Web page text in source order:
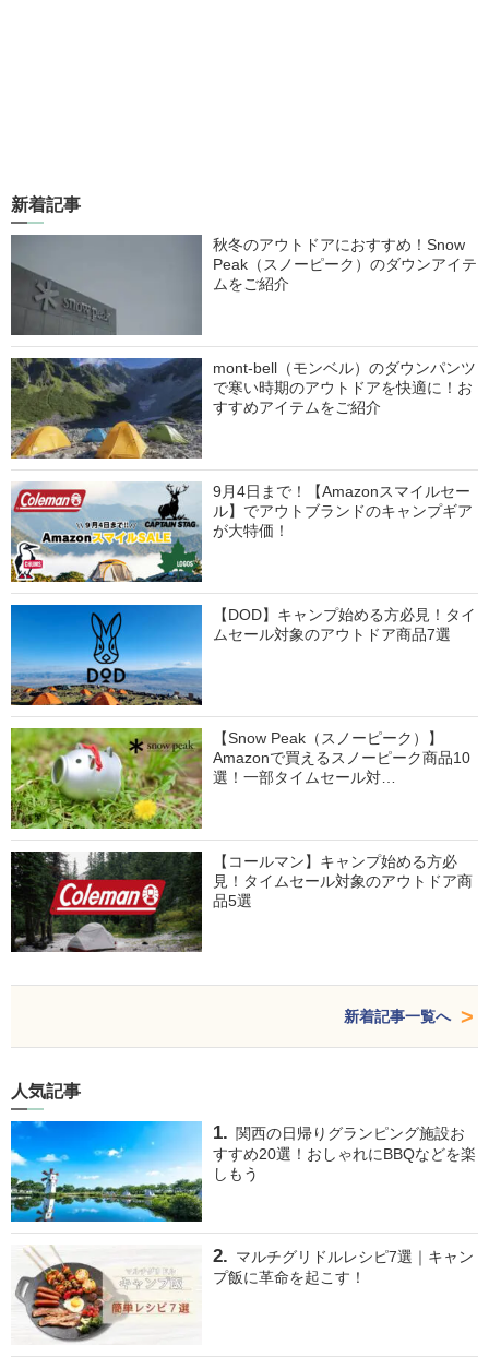
新着記事
秋冬のアウトドアにおすすめ！Snow
Peak（スノーピーク）のダウンアイテ
ムをご紹介
mont-bell（モンベル）のダウンパンツ
で寒い時期のアウトドアを快適に！お
すすめアイテムをご紹介
9月4日まで！【Amazonスマイルセー
ル】でアウトブランドのキャンプギア
が大特価！
【DOD】キャンプ始める方必見！タイ
ムセール対象のアウトドア商品7選
【Snow Peak（スノーピーク）】
Amazonで買えるスノーピーク商品10
選！一部タイムセール対…
【コールマン】キャンプ始める方必
見！タイムセール対象のアウトドア商
品5選
新着記事一覧へ
人気記事
関西の日帰りグランピング施設お
すすめ20選！おしゃれにBBQなどを楽
しもう
マルチグリドルレシピ7選｜キャン
プ飯に革命を起こす！